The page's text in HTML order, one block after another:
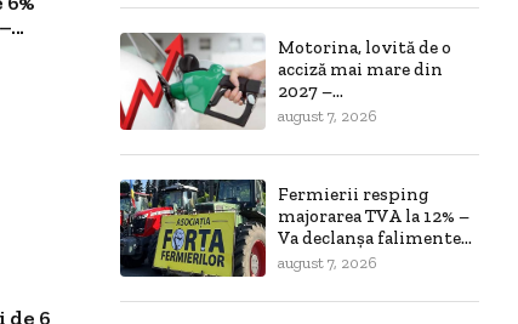
6
Motorina, lovită de o
acciză mai mare din
2027 –...
august 7, 2026
Fermierii resping
majorarea TVA la 12% –
Va declanșa falimente...
august 7, 2026